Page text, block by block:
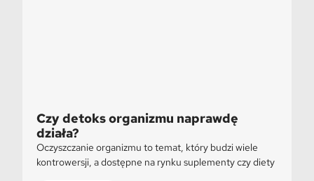
Czy detoks organizmu naprawdę
działa?
Oczyszczanie organizmu to temat, który budzi wiele
kontrowersji, a dostępne na rynku suplementy czy diety